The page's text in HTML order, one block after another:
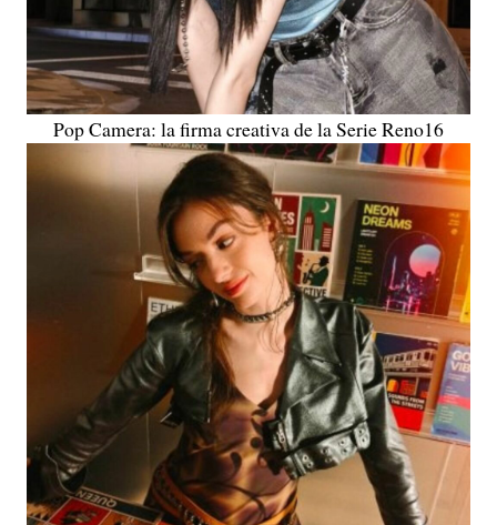
Pop Camera: la firma creativa de la Serie Reno16